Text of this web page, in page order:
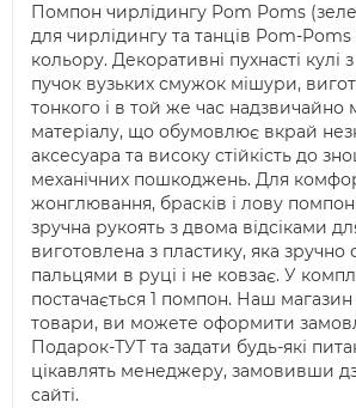
Помпон чирлідингу Pom Poms
для чирлідингу та танців Pom-
кольору. Декоративні пухнасті кулі
пучок вузьких смужок мішури,
тонкого і в той же час надзвичайно
матеріалу, що обумовлює вкрай
аксесуара та високу стійкість до
механічних пошкоджень. Для
жонглювання, брасків і лову
зручна рукоять з двома відсіками
виготовлена з пластику, яка зручно
пальцями в руці і не ковзає. У
постачається 1 помпон. Наш
товари, ви можете оформити
Подарок-ТУТ та задати будь-які
цікавлять менеджеру, замовивши
сайті.